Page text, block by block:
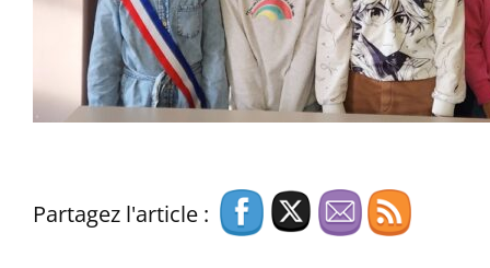
Partagez l'article :